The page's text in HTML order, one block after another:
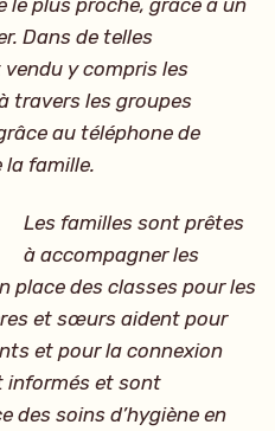
le plus proche, grâce à un
Dans de telles
y compris les
travers les groupes
au téléphone de
la famille.
Les familles sont prêtes
à accompagner les
place des classes pour les
et sœurs aident pour
et pour la connexion
informés et sont
des soins d’hygiène en